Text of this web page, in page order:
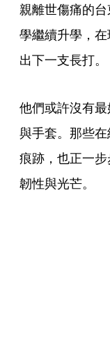
親離世傷痛的
學繼續升學，
出下一支長打。
他們或許沒有
與手套。那些
痕跡，也正一
韌性與光芒。